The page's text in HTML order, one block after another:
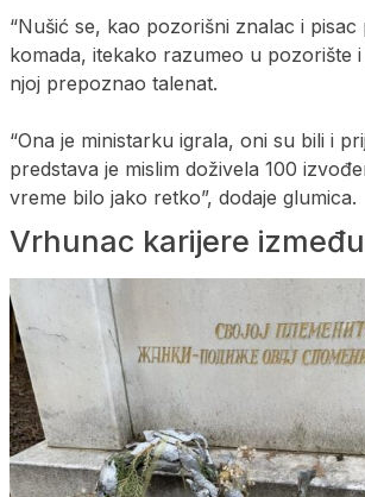
“Nušić se, kao pozorišni znalac i pisac
komada, itekako razumeo u pozorište
njoj prepoznao talenat.
“Ona je ministarku igrala, oni su bili i
predstava je mislim doživela 100
vreme bilo jako retko”, dodaje glumica.
Vrhunac karijere